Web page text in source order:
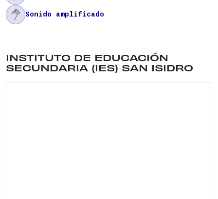

Sonido amplificado
INSTITUTO DE EDUCACIÓN
SECUNDARIA (IES) SAN ISIDRO
Ubicación del lugar: CALLE TOLEDO , 39 .